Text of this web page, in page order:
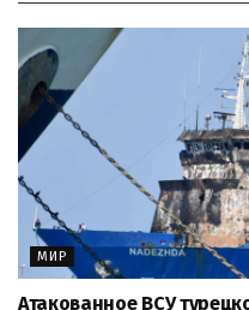
МИР
Атакованное ВСУ